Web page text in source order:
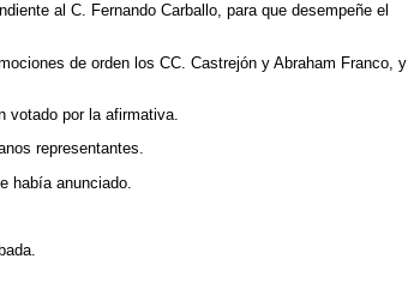
al C. Fernando Carballo, para que desempeñe el
de orden los CC. Castrejón y Abraham Franco, y
votado por la afirmativa.
representantes.
había anunciado.